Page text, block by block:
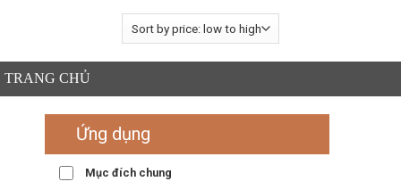
TRANG CHỦ
Ứng dụng
Mục đích chung